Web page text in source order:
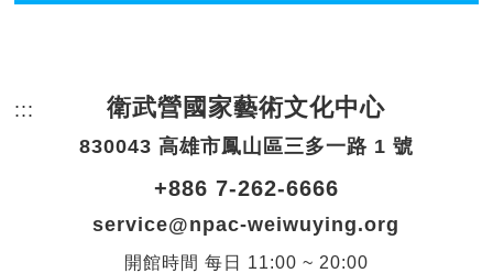
::: 頁尾網站資訊。
衛武營國家藝術文化中心
830043 高雄市鳳山區三多一路 1 號
+886 7-262-6666
service@npac-weiwuying.org
開館時間 每日
11:00 ~ 20:00